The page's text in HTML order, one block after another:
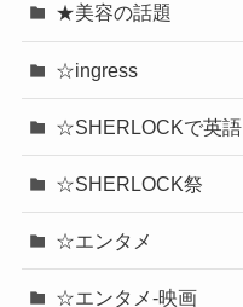
★美容の話題
☆ingress
☆SHERLOCKで英語
☆SHERLOCK祭
☆エンタメ
☆エンタメ-映画